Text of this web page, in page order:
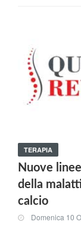
TERAPIA
Nuove
della
calcio
Domenica 10